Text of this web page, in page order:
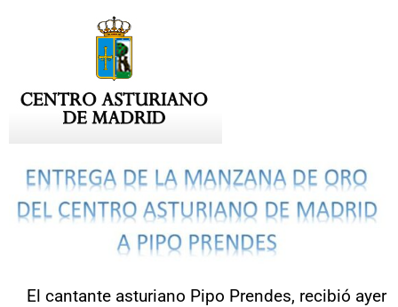
El cantante asturiano Pipo Prendes, recibió ayer